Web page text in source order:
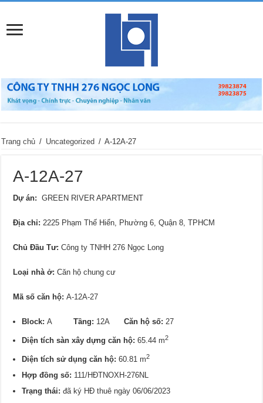
Trang chủ / Uncategorized / A-12A-27
A-12A-27
Dự án: GREEN RIVER APARTMENT
Địa chỉ: 2225 Phạm Thế Hiển, Phường 6, Quận 8, TPHCM
Chủ Đầu Tư: Công ty TNHH 276 Ngọc Long
Loại nhà ở: Căn hộ chung cư
Mã số căn hộ:A-12A-27
Block:ATầng: 12ACăn hộ số: 27
Diện tích sàn xây dựng căn hộ:65.44 m2
Diện tích sử dụng căn hộ: 60.81 m2
Hợp đồng số: 111/HĐTNOXH-276NL
Trạng thái:đã ký HĐ thuê ngày 06/06/2023